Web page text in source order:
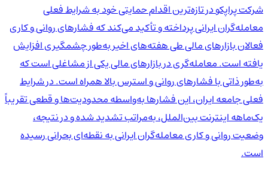
شرکت پراپکو در تازه‌ترین اقدام حمایتی خود به شرایط فعلی
معامله‌گران ایرانی پرداخته و تأکید می‌کند که فشارهای روانی و کاری
فعالان بازارهای مالی طی هفته‌های اخیر به‌طور چشمگیری افزایش
یافته است. معامله‌گری در بازارهای مالی یکی از مشاغلی است که
به‌طور ذاتی با فشارهای روانی و استرس بالا همراه است. در شرایط
فعلی جامعه ایران، این فشارها به‌واسطه محدودیت‌ها و قطعی تقریباً
یک‌ماهه اینترنت بین‌الملل، به‌مراتب تشدید شده و در نتیجه،
وضعیت روانی و کاری معامله‌گران ایرانی به نقطه‌ای بحرانی رسیده
است.